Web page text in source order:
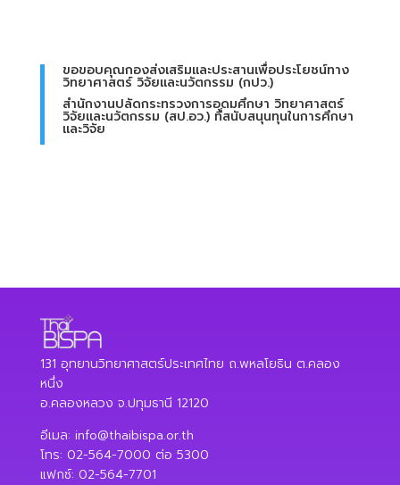
ขอขอบคุณกองส่งเสริมและประสานเพื่อประโยชน์ทาง
วิทยาศาสตร์ วิจัยและนวัตกรรม (กปว.)
สำนักงานปลัดกระทรวงการอุดมศึกษา วิทยาศาสตร์
วิจัยและนวัตกรรม (สป.อว.) ที่สนับสนุนทุนในการศึกษา
และวิจัย
131 อุทยานวิทยาศาสตร์ประเทศไทย ถ.พหลโยธิน ต.คลอง
หนึ่ง
อ.คลองหลวง จ.ปทุมธานี 12120
อีเมล: info@thaibispa.or.th
โทร: 02-564-7000 ต่อ 5300
แฟกซ์: 02-564-7701